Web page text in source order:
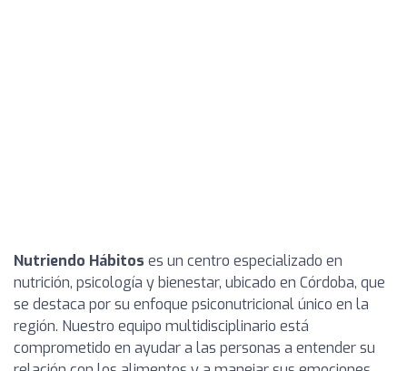
Nutriendo Hábitos es un centro especializado en
nutrición, psicología y bienestar, ubicado en Córdoba, que
se destaca por su enfoque psiconutricional único en la
región. Nuestro equipo multidisciplinario está
comprometido en ayudar a las personas a entender su